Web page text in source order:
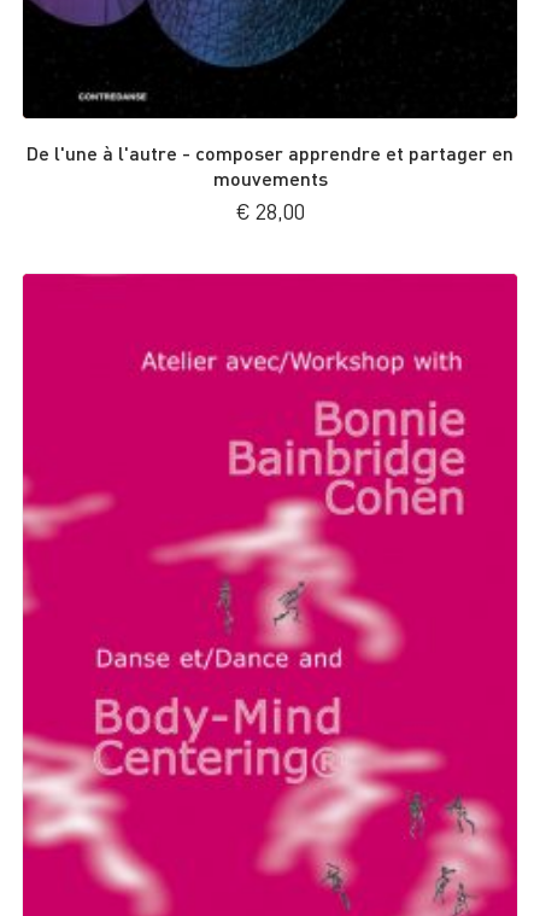
De l'une à l'autre - composer apprendre et partager en
mouvements
€ 28,00